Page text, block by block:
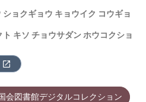
ョクギョウ キョウイク コウギョ
キソ チョウサダン ホウコクショ
会図書館デジタルコレクション